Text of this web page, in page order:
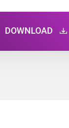
DOWNLOAD
DOWNLOAD
DOWNLOAD